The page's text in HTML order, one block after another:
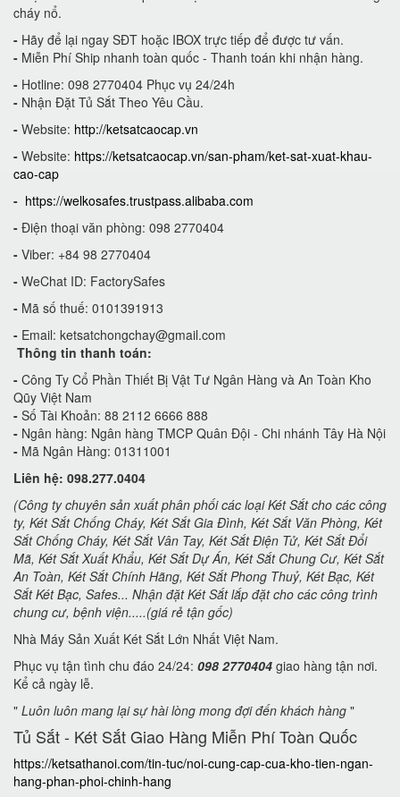
cháy nổ.
- Hãy để lại ngay SĐT hoặc IBOX trực tiếp để được tư vấn.
- Miễn Phí Ship nhanh toàn quốc - Thanh toán khi nhận hàng.
- Hotline: 098 2770404 Phục vụ 24/24h
- Nhận Đặt Tủ Sắt Theo Yêu Cầu.
- Website: http://ketsatcaocap.vn
- Website: https://ketsatcaocap.vn/san-pham/ket-sat-xuat-khau-
cao-cap
- https://welkosafes.trustpass.alibaba.com
- Điện thoại văn phòng: 098 2770404
- Viber: +84 98 2770404
- WeChat ID: FactorySafes
- Mã số thuế: 0101391913
- Email: ketsatchongchay@gmail.com
Thông tin thanh toán:
- Công Ty Cổ Phần Thiết Bị Vật Tư Ngân Hàng và An Toàn Kho
Qũy Việt Nam
- Số Tài Khoản: 88 2112 6666 888
- Ngân hàng: Ngân hàng TMCP Quân Đội - Chi nhánh Tây Hà Nội
- Mã Ngân Hàng: 01311001
Liên hệ: 098.277.0404
(Công ty chuyên sản xuất phân phối các loại Két Sắt cho các công
ty, Két Sắt Chống Cháy, Két Sắt Gia Đình, Két Sắt Văn Phòng, Két
Sắt Chống Cháy, Két Sắt Vân Tay, Két Sắt Điện Tử, Két Sắt Đổi
Mã, Két Sắt Xuất Khẩu, Két Sắt Dự Án, Két Sắt Chung Cư, Két Sắt
An Toàn, Két Sắt Chính Hãng, Két Sắt Phong Thuỷ, Két Bạc, Két
Sắt Két Bạc, Safes... Nhận đặt Két Sắt lắp đặt cho các công trình
chung cư, bệnh viện.....(giá rẻ tận gốc)
Nhà Máy Sản Xuất Két Sắt Lớn Nhất Việt Nam.
Phục vụ tận tình chu đáo 24/24: 098 2770404 giao hàng tận nơi.
Kể cả ngày lễ.
" Luôn luôn mang lại sự hài lòng mong đợi đến khách hàng "
Tủ Sắt - Két Sắt Giao Hàng Miễn Phí Toàn Quốc
https://ketsathanoi.com/tin-tuc/noi-cung-cap-cua-kho-tien-ngan-
hang-phan-phoi-chinh-hang